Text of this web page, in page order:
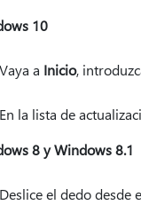
10
Vaya a Inicio,
En la lista de
8 y Windows 8.1
Deslice el dedo desde